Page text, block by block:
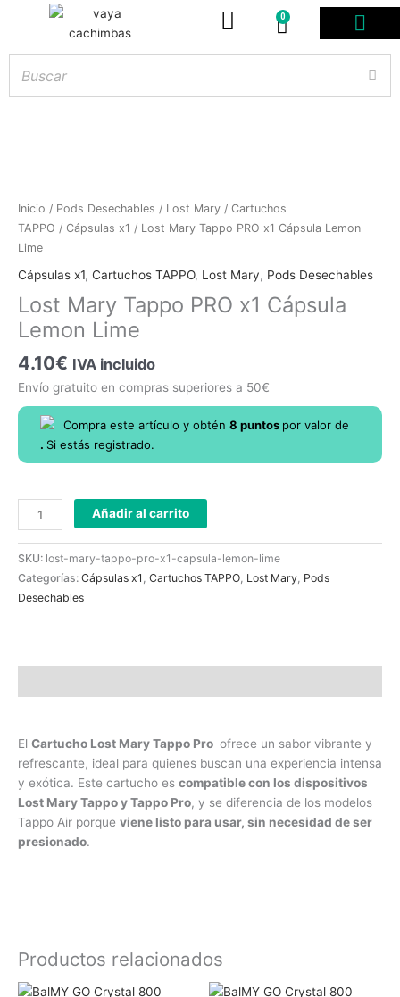
0
Carrito
Hay
Inicio / Pods Desechables / Lost Mary / Cartuchos
TAPPO / Cápsulas x1 / Lost Mary Tappo PRO x1 Cápsula Lemon
Lime
Cápsulas x1, Cartuchos TAPPO, Lost Mary, Pods Desechables
Lost Mary Tappo PRO x1 Cápsula
Lemon Lime
4.10€ IVA incluido
Envío gratuito en compras superiores a 50€
Compra este artículo y obtén 8 puntos por valor de
. Si estás registrado.
Lost
Mary
Tappo
PRO
Cápsula
Lemon
cantidad
Añadir al carrito
SKU: lost-mary-tappo-pro-x1-capsula-lemon-lime
Categorías: Cápsulas x1 , Cartuchos TAPPO, Lost Mary, Pods
Desechables
El Cartucho Lost Mary Tappo Pro ofrece un sabor vibrante y
refrescante, ideal para quienes buscan una experiencia intensa
y exótica. Este cartucho es compatible con los dispositivos
Lost Mary Tappo y Tappo Pro, y se diferencia de los modelos
Tappo Air porque viene listo para usar, sin necesidad de ser
presionado.
Productos relacionados